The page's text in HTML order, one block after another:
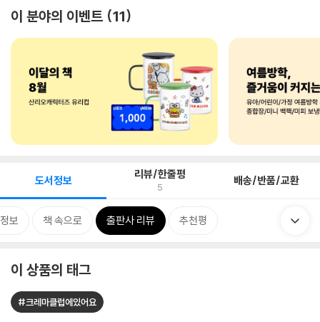
이 분야의 이벤트 11
도서정보 리뷰/한줄평
5 배송/반품/교환
보 책 속으로 출판사 리뷰 추천평
이 상품의 태그
#크레마클럽에있어요